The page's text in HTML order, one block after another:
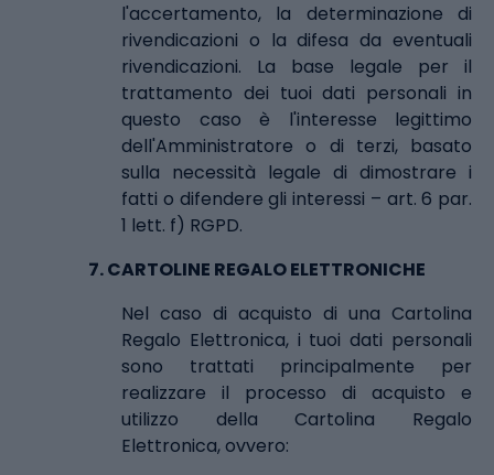
l'accertamento, la determinazione di
rivendicazioni o la difesa da eventuali
rivendicazioni. La base legale per il
trattamento dei tuoi dati personali in
questo caso è l'interesse legittimo
dell'Amministratore o di terzi, basato
sulla necessità legale di dimostrare i
fatti o difendere gli interessi – art. 6 par.
1 lett. f) RGPD.
7.CARTOLINE REGALO ELETTRONICHE
Nel caso di acquisto di una Cartolina
Regalo Elettronica, i tuoi dati personali
sono trattati principalmente per
realizzare il processo di acquisto e
utilizzo della Cartolina Regalo
Elettronica, ovvero: